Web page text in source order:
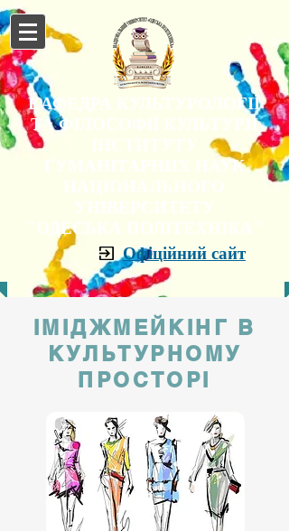
КАФЕДРА КУЛЬТУРОЛОГІЇ
ТА ФІЛОСОФІЇ КУЛЬТУРИ
ГУМАНІТАРНИХ НАУК
"ОДЕСЬКА ПОЛІТЕХНІКА"
Офіційний сайт
ІМІДЖМЕЙКІНГ В
КУЛЬТУРНОМУ
ПРОСТОРІ